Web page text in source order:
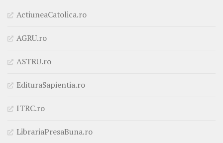
ActiuneaCatolica.ro
AGRU.ro
ASTRU.ro
EdituraSapientia.ro
ITRC.ro
LibrariaPresaBuna.ro